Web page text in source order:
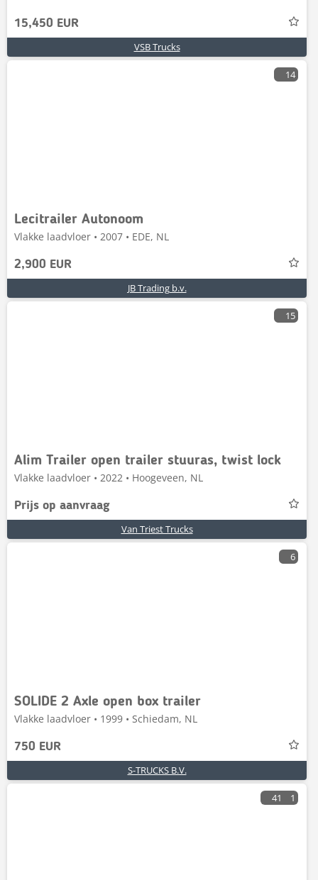
15,450 EUR
VSB Trucks
14
Lecitrailer Autonoom
Vlakke laadvloer • 2007 • EDE, NL
2,900 EUR
JB Trading b.v.
15
Alim Trailer open trailer stuuras, twist lock
Vlakke laadvloer • 2022 • Hoogeveen, NL
Prijs op aanvraag
Van Triest Trucks
6
SOLIDE 2 Axle open box trailer
Vlakke laadvloer • 1999 • Schiedam, NL
750 EUR
S-TRUCKS B.V.
41 1